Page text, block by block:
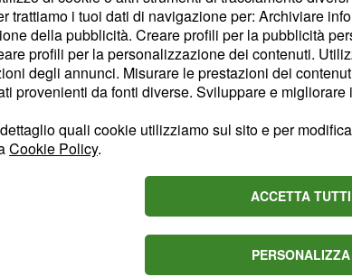
con La Joya il vincolo
proporre a
da 10 milioni
Antun, procuratore di Paulo
la dirigenza dellaJuventus per
di contratto. Entrambe le
trattiamo i tuoi dati di navigazione per: Archiviare
della pubblicità. Creare profili per la pubblicità
profili per la personalizzazione dei contenuti.
degli annunci. Misurare le prestazioni dei
provenienti da fonti diverse. Sviluppare e
quali cookie utilizziamo sul sito e per
Cookie Policy.
ACCETTA TUTTI
PERSONALIZZA